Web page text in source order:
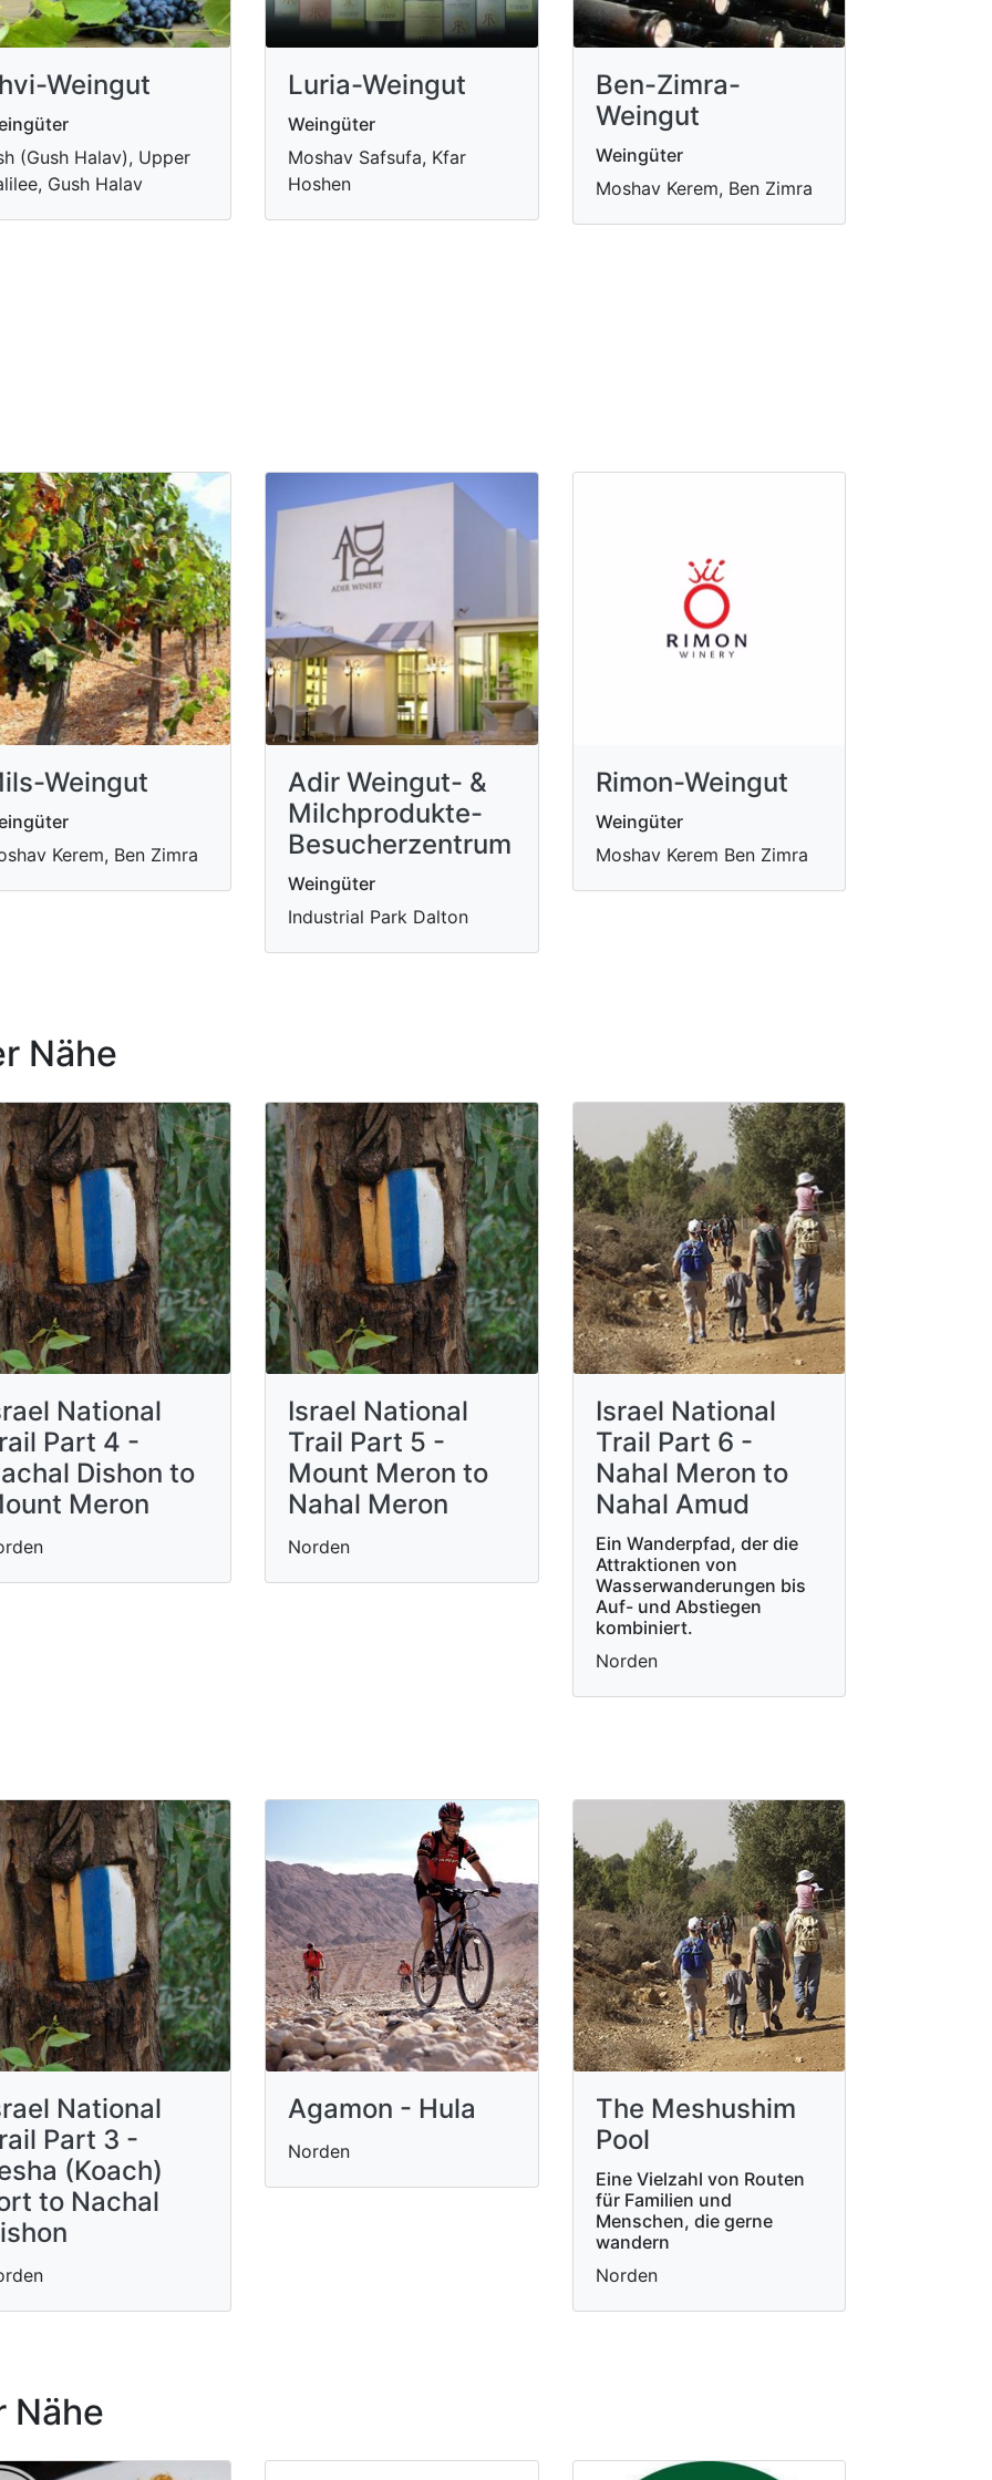
Weingut
(Gush Halav), Upper
Gush Halav
Luria-Weingut
Weingüter
Moshav Safsufa, Kfar
Hoshen
Ben-Zimra-
Weingut
Weingüter
Moshav Kerem, Ben Zimra
Weingut
Kerem, Ben Zimra
Adir Weingut- &
Milchprodukte-
Besucherzentrum
Weingüter
Industrial Park Dalton
Rimon-Weingut
Weingüter
Moshav Kerem Ben Zimra
Nähe
National
Part 4 -
Dishon to
Meron
Israel National
Trail Part 5 -
Mount Meron to
Nahal Meron
Norden
Israel National
Trail Part 6 -
Nahal Meron to
Nahal Amud
Ein Wanderpfad, der die
Attraktionen von
Wasserwanderungen bis
Auf- und Abstiegen
kombiniert.
Norden
National
Part 3 -
(Koach)
to Nachal
Agamon - Hula
Norden
The Meshushim
Pool
Eine Vielzahl von Routen
für Familien und
Menschen, die gerne
wandern
Norden
Nähe